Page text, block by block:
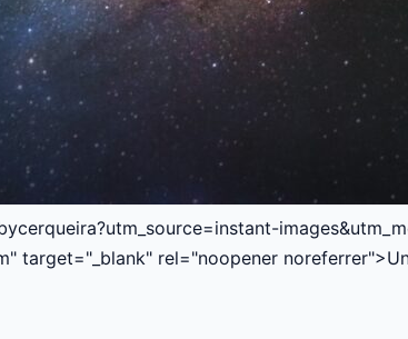
target="_blank" rel="noopener